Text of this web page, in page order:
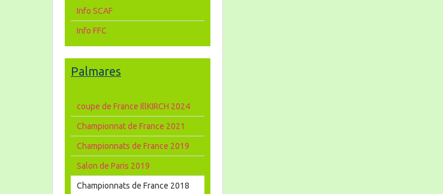
Info SCAF
Info FFC
Palmares
coupe de France IllKIRCH 2024
Championnat de France 2021
Championnats de France 2019
Salon de Paris 2019
Championnats de France 2018